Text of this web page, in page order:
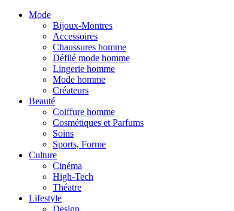
Mode
Bijoux-Montres
Accessoires
Chaussures homme
Défilé mode homme
Lingerie homme
Mode homme
Créateurs
Beauté
Coiffure homme
Cosmétiques et Parfums
Soins
Sports, Forme
Culture
Cinéma
High-Tech
Théatre
Lifestyle
Design